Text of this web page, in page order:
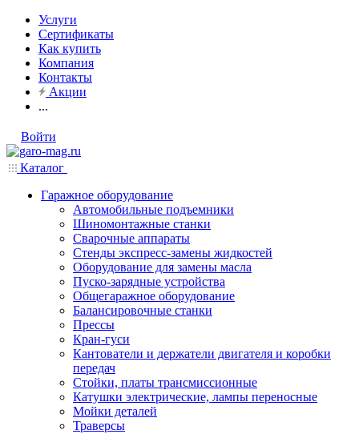
Услуги
Сертификаты
Как купить
Компания
Контакты
Акции
...
Войти
Каталог
Гаражное оборудование
Автомобильные подъемники
Шиномонтажные станки
Сварочные аппараты
Стенды экспресс-замены жидкостей
Оборудование для замены масла
Пуско-зарядные устройства
Общегаражное оборудование
Балансировочные станки
Прессы
Кран-гуси
Кантователи и держатели двигателя и коробки
передач
Стойки, платы трансмиссионные
Катушки электрические, лампы переносные
Мойки деталей
Траверсы